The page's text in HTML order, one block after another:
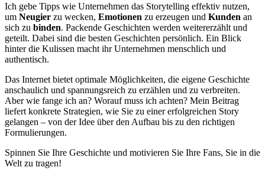
Ich gebe Tipps wie Unternehmen das Storytelling effektiv nutzen,
um Neugier zu wecken, Emotionen zu erzeugen und Kunden an
sich zu binden. Packende Geschichten werden weitererzählt und
geteilt. Dabei sind die besten Geschichten persönlich. Ein Blick
hinter die Kulissen macht ihr Unternehmen menschlich und
authentisch.
Das Internet bietet optimale Möglichkeiten, die eigene Geschichte
anschaulich und spannungsreich zu erzählen und zu verbreiten.
Aber wie fange ich an? Worauf muss ich achten? Mein Beitrag
liefert konkrete Strategien, wie Sie zu einer erfolgreichen Story
gelangen – von der Idee über den Aufbau bis zu den richtigen
Formulierungen.
Spinnen Sie Ihre Geschichte und motivieren Sie Ihre Fans, Sie in die
Welt zu tragen!